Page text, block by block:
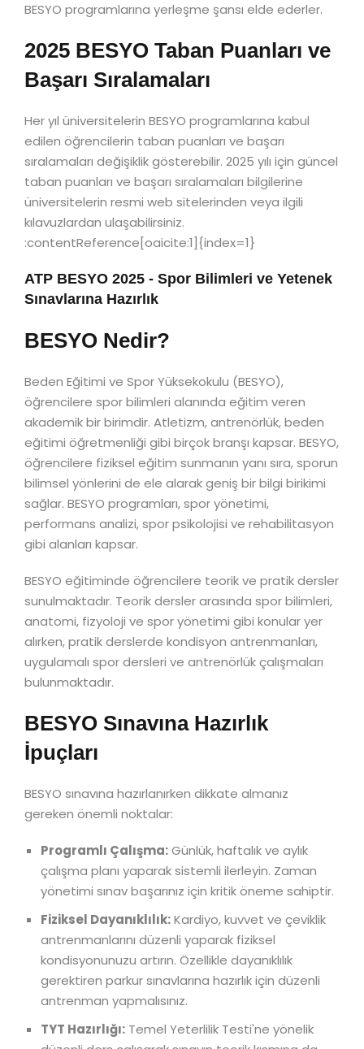
BESYO programlarına yerleşme şansı elde ederler.
2025 BESYO Taban Puanları ve
Başarı Sıralamaları
Her yıl üniversitelerin BESYO programlarına kabul
edilen öğrencilerin taban puanları ve başarı
sıralamaları değişiklik gösterebilir. 2025 yılı için güncel
taban puanları ve başarı sıralamaları bilgilerine
üniversitelerin resmi web sitelerinden veya ilgili
kılavuzlardan ulaşabilirsiniz.
:contentReference[oaicite:1]{index=1}
ATP BESYO 2025 - Spor Bilimleri ve Yetenek
Sınavlarına Hazırlık
BESYO Nedir?
Beden Eğitimi ve Spor Yüksekokulu (BESYO),
öğrencilere spor bilimleri alanında eğitim veren
akademik bir birimdir. Atletizm, antrenörlük, beden
eğitimi öğretmenliği gibi birçok branşı kapsar. BESYO,
öğrencilere fiziksel eğitim sunmanın yanı sıra, sporun
bilimsel yönlerini de ele alarak geniş bir bilgi birikimi
sağlar. BESYO programları, spor yönetimi,
performans analizi, spor psikolojisi ve rehabilitasyon
gibi alanları kapsar.
BESYO eğitiminde öğrencilere teorik ve pratik dersler
sunulmaktadır. Teorik dersler arasında spor bilimleri,
anatomi, fizyoloji ve spor yönetimi gibi konular yer
alırken, pratik derslerde kondisyon antrenmanları,
uygulamalı spor dersleri ve antrenörlük çalışmaları
bulunmaktadır.
BESYO Sınavına Hazırlık
İpuçları
BESYO sınavına hazırlanırken dikkate almanız
gereken önemli noktalar:
Programlı Çalışma:Günlük, haftalık ve aylık
çalışma planı yaparak sistemli ilerleyin. Zaman
yönetimi sınav başarınız için kritik öneme sahiptir.
Fiziksel Dayanıklılık:Kardiyo, kuvvet ve çeviklik
antrenmanlarını düzenli yaparak fiziksel
kondisyonunuzu artırın. Özellikle dayanıklılık
gerektiren parkur sınavlarına hazırlık için düzenli
antrenman yapmalısınız.
TYT Hazırlığı: Temel Yeterlilik Testi'ne yönelik